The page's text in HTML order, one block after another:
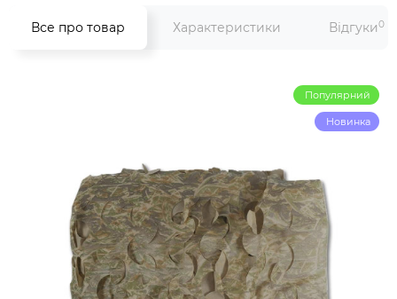
Все про товар Характеристики Відгуки0
Популярний
Новинка